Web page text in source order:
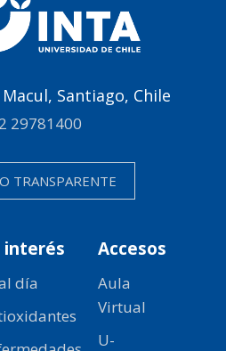
Santiago, Chile
29781400
TRANSPARENTE
interés
día
Accesos
Aula
Virtual
U-